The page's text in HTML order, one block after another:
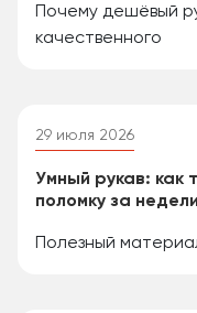
Почему дешёвый
качественного
29 июля 2026
Умный рукав: как
поломку за
Полезный